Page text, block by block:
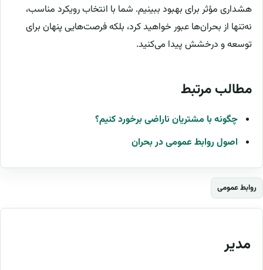
هشداری مؤثر برای بهبود ببینیم. شما با انتخاب رویکرد مناسب،
نه‌تنها از بحران‌ها عبور خواهید کرد، بلکه فرصت‌هایی پنهان برای
توسعه و درخشش پیدا می‌کنید.
مطالب مرتبط
چگونه با مشتریان ناراضی برخورد کنیم؟
اصول روابط عمومی در بحران
روابط عمومی
مدیر